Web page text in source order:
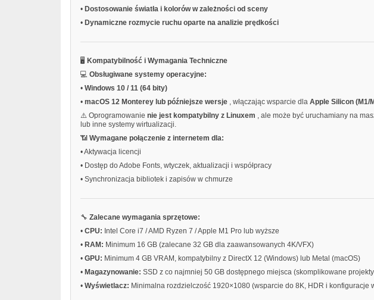
• Dostosowanie światła i kolorów w zależności od sceny
• Dynamiczne rozmycie ruchu oparte na analizie prędkości
🖥️ Kompatybilność i Wymagania Techniczne
💻 Obsługiwane systemy operacyjne:
• Windows 10 / 11 (64 bity)
• macOS 12 Monterey lub późniejsze wersje , włączając wsparcie dla Apple Silicon (M1/
⚠️ Oprogramowanie nie jest kompatybilny z Linuxem , ale może być uruchamiany na
lub inne systemy wirtualizacji.
📶 Wymagane połączenie z internetem dla:
•Aktywacja licencji
• Dostęp do Adobe Fonts, wtyczek, aktualizacji i współpracy
• Synchronizacja bibliotek i zapisów w chmurze
🔧 Zalecane wymagania sprzętowe:
• CPU: Intel Core i7 / AMD Ryzen 7 / Apple M1 Pro lub wyższe
• RAM: Minimum 16 GB (zalecane 32 GB dla zaawansowanych 4K/VFX)
• GPU: Minimum 4 GB VRAM, kompatybilny z DirectX 12 (Windows) lub Metal (macOS)
• Magazynowanie: SSD z co najmniej 50 GB dostępnego miejsca (skomplikowane
• Wyświetlacz: Minimalna rozdzielczość 1920×1080 (wsparcie do 8K, HDR i konfiguracje